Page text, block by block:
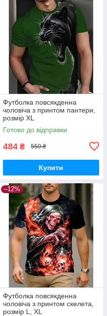
Футболка повсякденна
чоловіча з принтом пантери,
розмір XL
Готово до відправки
484 ₴ 550 ₴
Купити
–12%
Футболка повсякденна
чоловіча з принтом скелета,
розмір L, XL